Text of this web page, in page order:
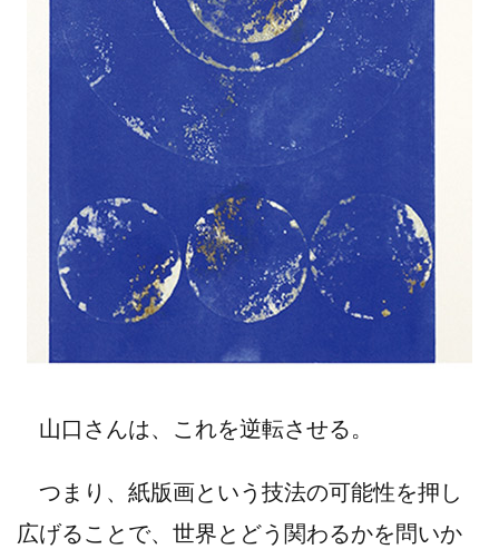
山口さんは、これを逆転させる。
つまり、紙版画という技法の可能性を押し
広げることで、世界とどう関わるかを問いか